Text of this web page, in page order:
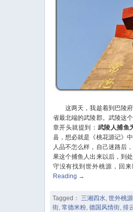
这两天，我趁着到巴陵府
省最北端的武陵郡。武陵这
章开头就提到： 武陵人捕鱼
县，想必就是《桃花源记》
人品不怎么样，自己迷路后
果这个捕鱼人出来以后，到
守没有找到世外桃源，回
Reading →
Tagged： 三湘四水,世外桃源
街,常德米粉,德国风情街,排